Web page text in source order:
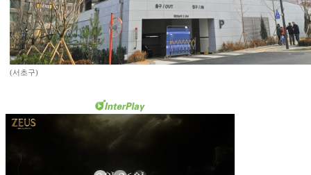
(서초구)